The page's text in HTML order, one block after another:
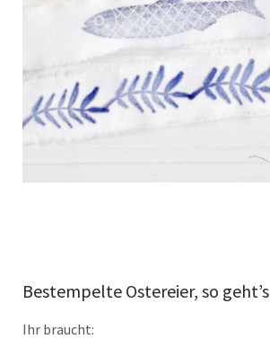
Bestempelte Ostereier, so geht’s
Ihr braucht: